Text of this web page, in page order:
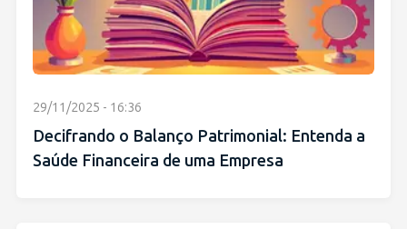
29/11/2025 - 16:36
Decifrando o Balanço Patrimonial: Entenda a
Saúde Financeira de uma Empresa